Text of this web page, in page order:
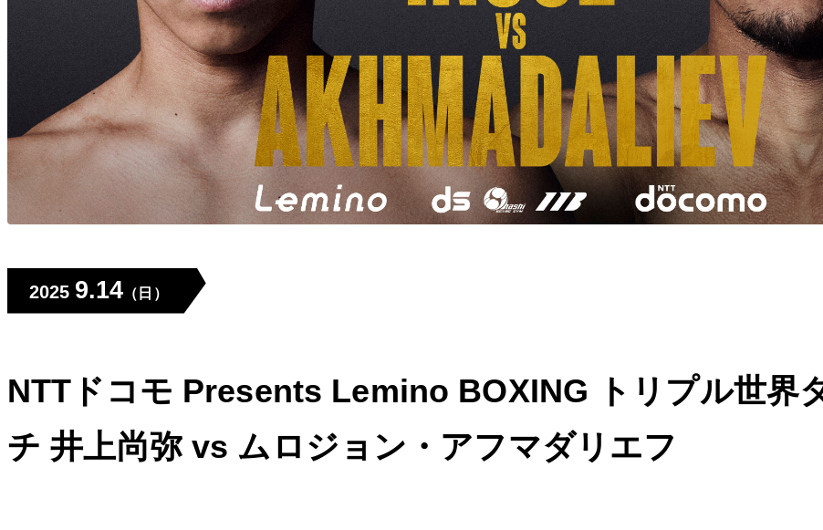
2025 9.14 （日）
NTTドコモ Presents Lemino BOXING トリプル世界
チ 井上尚弥 vs ムロジョン・アフマダリエフ